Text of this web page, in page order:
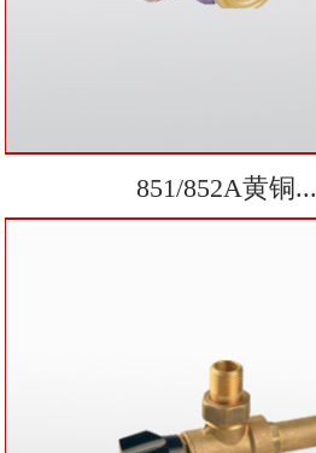
851/852A黄铜...